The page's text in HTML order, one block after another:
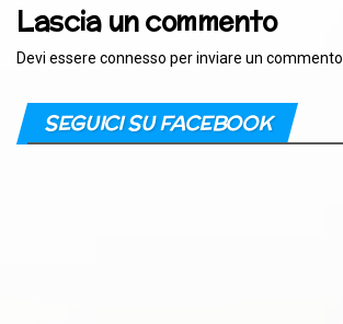
Lascia un commento
Devi essere connesso per inviare un commento.
SEGUICI SU FACEBOOK